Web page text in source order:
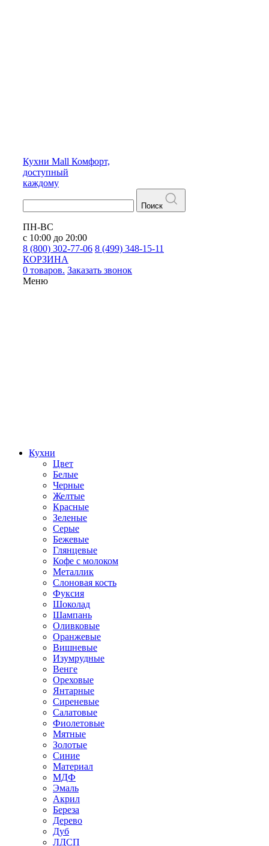
Кухни Mall Комфорт,
доступный
каждому
Поиск
ПН-ВС
с 10:00 до 20:00
8 (800) 302-77-06 8 (499) 348-15-11
КОРЗИНА
0 товаров. Заказать звонок
Меню
Кухни
Цвет
Белые
Черные
Желтые
Красные
Зеленые
Серые
Бежевые
Глянцевые
Кофе с молоком
Металлик
Слоновая кость
Фуксия
Шоколад
Шампань
Оливковые
Оранжевые
Вишневые
Изумрудные
Венге
Ореховые
Янтарные
Сиреневые
Салатовые
Фиолетовые
Мятные
Золотые
Синие
Материал
МДФ
Эмаль
Акрил
Береза
Дерево
Дуб
ЛДСП